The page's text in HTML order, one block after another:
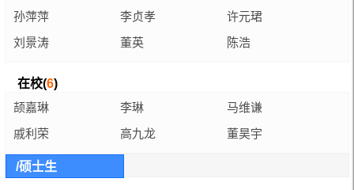
孙萍萍
李贞孝
许元珺
刘景涛
董英 陈浩
在校(6)
颉嘉琳
李琳
马维谦
戚利荣
高九龙 董昊宇
/硕士生